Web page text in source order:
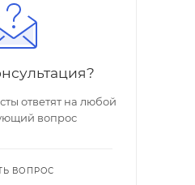
ответят на любой
вопрос
ВОПРОС